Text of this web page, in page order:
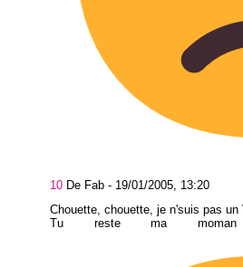
10 De Fab - 19/01/2005, 13:20
Chouette, chouette, je n'suis pas un
Tu reste ma